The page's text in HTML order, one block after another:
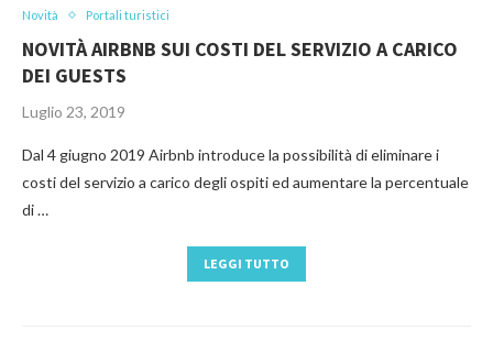
Novità Portali turistici
NOVITÀ AIRBNB SUI COSTI DEL SERVIZIO A CARICO
DEI GUESTS
Luglio 23, 2019
Dal 4 giugno 2019 Airbnb introduce la possibilità di eliminare i
costi del servizio a carico degli ospiti ed aumentare la percentuale
di …
LEGGI TUTTO